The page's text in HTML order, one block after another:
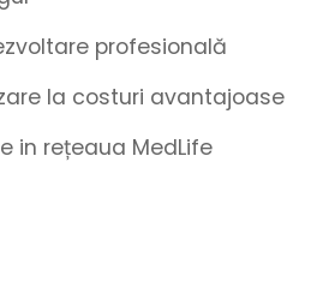
profesională
la costuri avantajoase
in rețeaua MedLife